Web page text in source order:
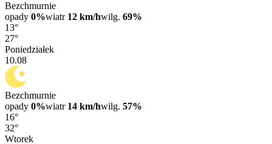
Bezchmurnie
opady 0%wiatr 12 km/hwilg. 69%
13°
27°
Poniedziałek
10.08
Bezchmurnie
opady 0%wiatr 14 km/hwilg. 57%
16°
32°
Wtorek